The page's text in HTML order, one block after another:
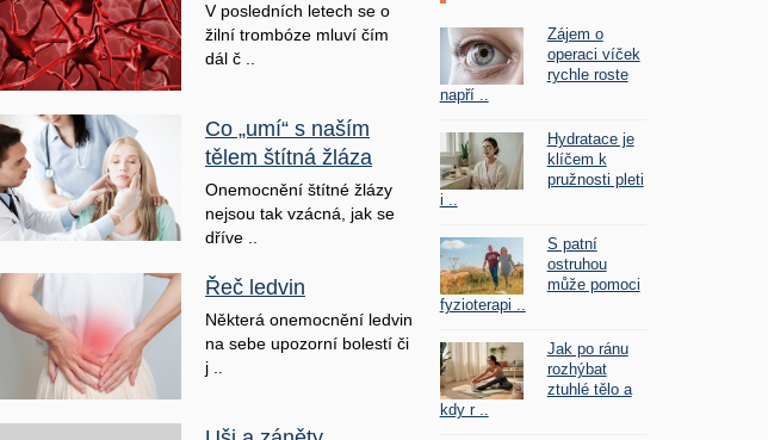
V posledních letech se o
žilní trombóze mluví čím
dál č ..
Co „umí“ s naším
tělem štítná žláza
Onemocnění štítné žlázy
nejsou tak vzácná, jak se
dříve ..
Řeč ledvin
Některá onemocnění ledvin
na sebe upozorní bolestí či
j ..
Zájem o
operaci víček
rychle roste
napří ..
Hydratace je
klíčem k
pružnosti pleti
i ..
S patní
ostruhou
může pomoci
fyzioterapi ..
Jak po ránu
rozhýbat
ztuhlé tělo a
kdy r ..